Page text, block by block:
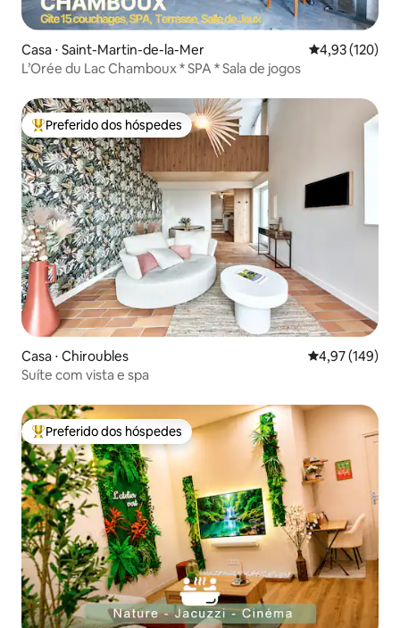
Casa ⋅ Saint-Martin-de-la-Mer 4,93 de uma
4,93 (120)
L’Orée du Lac Chamboux * SPA * Sala de jogos
Entre os melhores preferidos dos hóspedes
Preferido dos hóspedes
Casa ⋅ Chiroubles 4,97 de uma
4,97 (149)
Suíte com vista e spa
Entre os melhores preferidos dos hóspedes
Preferido dos hóspedes